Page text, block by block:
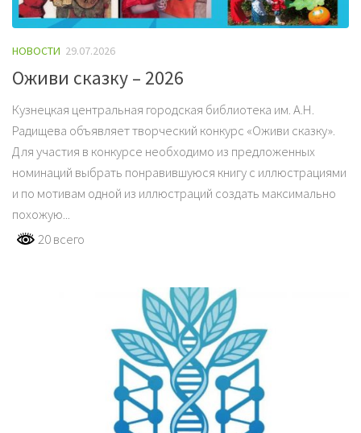
НОВОСТИ 29.07.2026
Оживи сказку – 2026
Кузнецкая центральная городская библиотека им. А.Н.
Радищева объявляет творческий конкурс «Оживи сказку».
Для участия в конкурсе необходимо из предложенных
номинаций выбрать понравившуюся книгу с иллюстрациями
и по мотивам одной из иллюстраций создать максимально
похожую...
20 всего